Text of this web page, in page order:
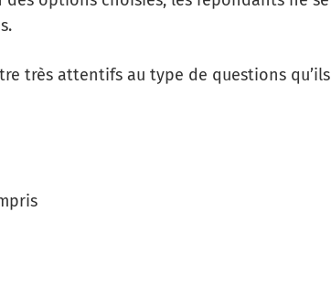
très attentifs au type de questions qu’ils